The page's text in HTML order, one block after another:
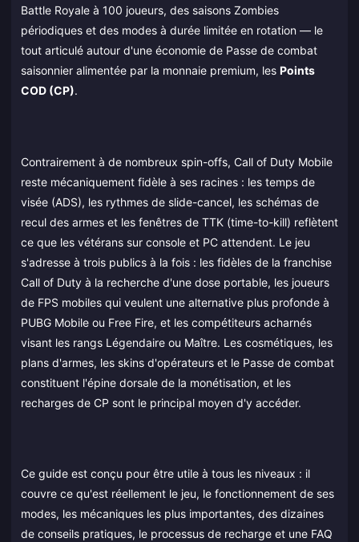
Battle Royale à 100 joueurs, des saisons Zombies
périodiques et des modes à durée limitée en rotation — le
tout articulé autour d'une économie de Passe de combat
saisonnier alimentée par la monnaie premium, les Points
COD (CP).
Contrairement à de nombreux spin-offs, Call of Duty Mobile
reste mécaniquement fidèle à ses racines : les temps de
visée (ADS), les rythmes de slide-cancel, les schémas de
recul des armes et les fenêtres de TTK (time-to-kill) reflètent
ce que les vétérans sur console et PC attendent. Le jeu
s'adresse à trois publics à la fois : les fidèles de la franchise
Call of Duty à la recherche d'une dose portable, les joueurs
de FPS mobiles qui veulent une alternative plus profonde à
PUBG Mobile ou Free Fire, et les compétiteurs acharnés
visant les rangs Légendaire ou Maître. Les cosmétiques, les
plans d'armes, les skins d'opérateurs et le Passe de combat
constituent l'épine dorsale de la monétisation, et les
recharges de CP sont le principal moyen d'y accéder.
Ce guide est conçu pour être utile à tous les niveaux : il
couvre ce qu'est réellement le jeu, le fonctionnement de ses
modes, les mécaniques les plus importantes, des dizaines
de conseils pratiques, le processus de recharge et une FAQ